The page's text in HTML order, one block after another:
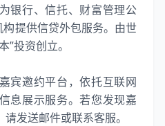
银行、信托、财富管理公
提供信贷外包服务。由世
”投资创立。
宾邀约平台，依托互联网
息展示服务。若您发现嘉
发送邮件或联系客服。